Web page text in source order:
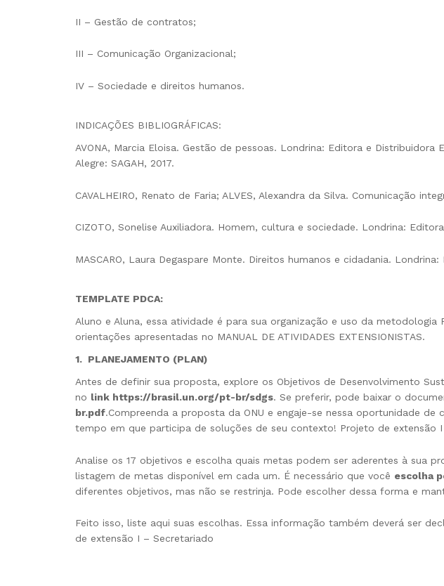
II – Gestão de contratos;
III – Comunicação Organizacional;
IV – Sociedade e direitos humanos.
INDICAÇÕES BIBLIOGRÁFICAS:
AVONA, Marcia Eloisa. Gestão de pessoas. Londrina: Editora e
Alegre: SAGAH, 2017.
CAVALHEIRO, Renato de Faria; ALVES, Alexandra da Silva. Comunicação
CIZOTO, Sonelise Auxiliadora. Homem, cultura e sociedade. Londrina:
MASCARO, Laura Degaspare Monte. Direitos humanos e cidadania.
TEMPLATE PDCA:
Aluno e Aluna, essa atividade é para sua organização e uso da
orientações apresentadas no MANUAL DE ATIVIDADES EXTENSIONISTAS.
1. PLANEJAMENTO (PLAN)
Antes de definir sua proposta, explore os Objetivos de Desenvolvimento
no link https://brasil.un.org/pt-br/sdgs. Se preferir, pode baixar o
br.pdf.Compreenda a proposta da ONU e engaje-se nessa oportunidade
tempo em que participa de soluções de seu contexto! Projeto de extensão
Analise os 17 objetivos e escolha quais metas podem ser aderentes à sua
listagem de metas disponível em cada um. É necessário que você escolha
diferentes objetivos, mas não se restrinja. Pode escolher dessa forma e
Feito isso, liste aqui suas escolhas. Essa informação também deverá ser
de extensão I – Secretariado